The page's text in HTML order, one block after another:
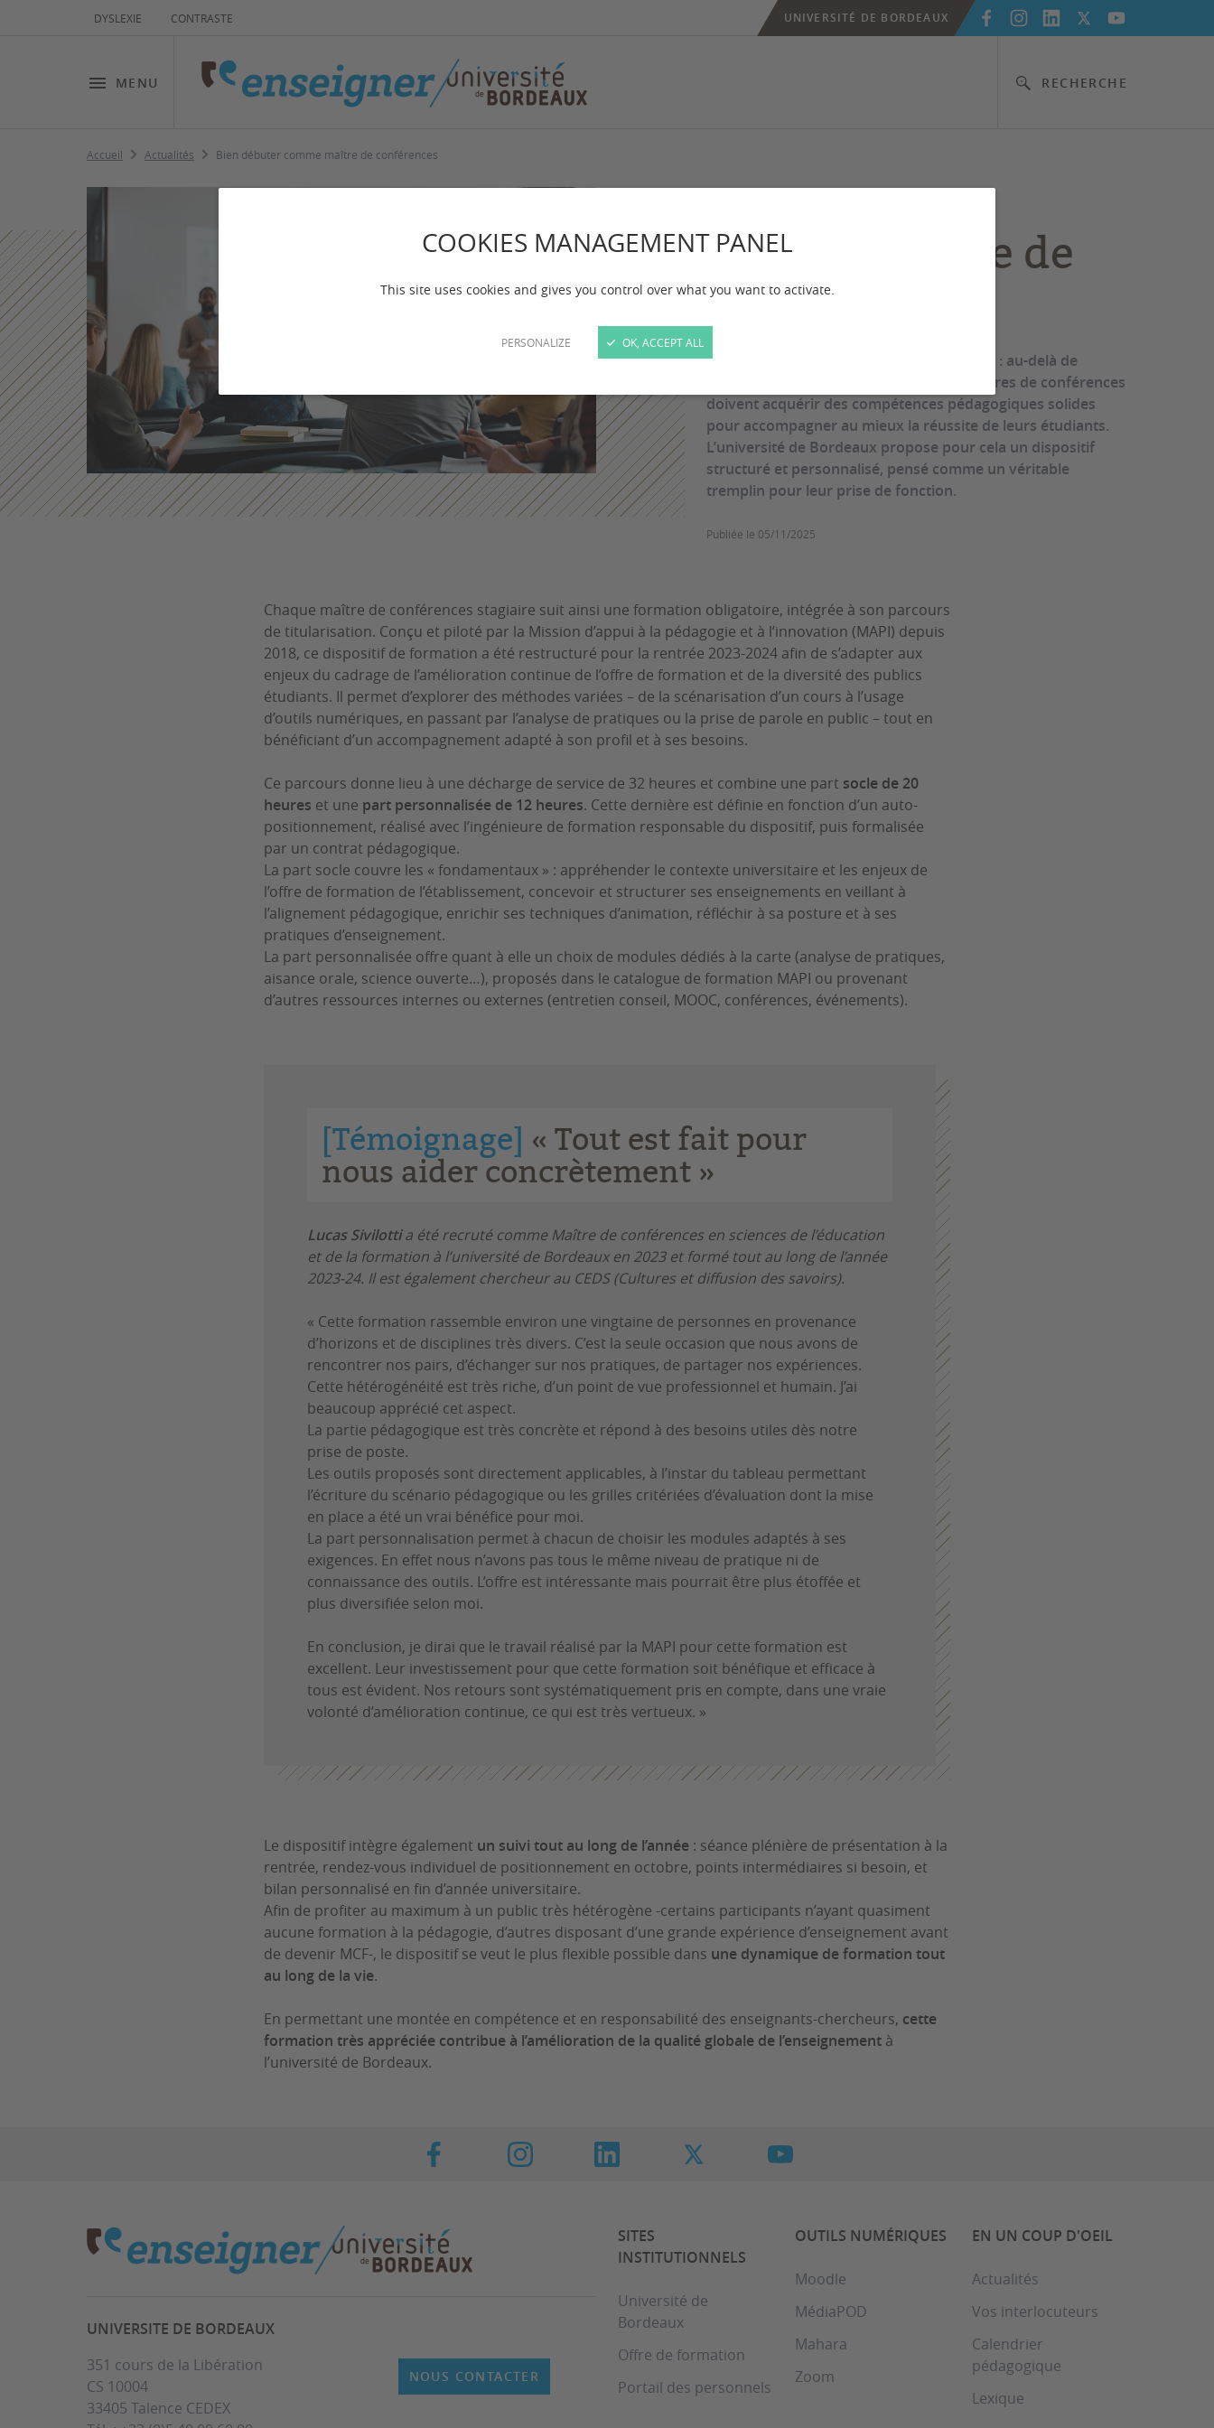
COOKIES MANAGEMENT PANEL
This site uses cookies and gives you control over what you want to activate.
PERSONALIZE OK, ACCEPT ALL
DYSLEXIE CONTRASTE
MENU RECHERCHE
UNIVERSITÉ DE BORDEAUX
Accueil Actualités Bien débuter comme maître de conférences
Bien débuter
comme maître de
conférences
Enseigner à l’université ne s’improvise pas : au-delà de
l’expertise disciplinaire, les nouveaux maîtres de conférences
doivent acquérir des compétences pédagogiques solides
pour accompagner au mieux la réussite de leurs étudiants.
L’université de Bordeaux propose pour cela un dispositif
structuré et personnalisé, pensé comme un véritable
tremplin pour leur prise de fonction.
Publiée le 05/11/2025
Chaque maître de conférences stagiaire suit ainsi une formation obligatoire, intégrée à son parcours
de titularisation. Conçu et piloté par la Mission d’appui à la pédagogie et à l’innovation (MAPI) depuis
2018, ce dispositif de formation a été restructuré pour la rentrée 2023-2024 afin de s’adapter aux
enjeux du cadrage de l’amélioration continue de l’offre de formation et de la diversité des publics
étudiants. Il permet d’explorer des méthodes variées – de la scénarisation d’un cours à l’usage
d’outils numériques, en passant par l’analyse de pratiques ou la prise de parole en public – tout en
bénéficiant d’un accompagnement adapté à son profil et à ses besoins.
Ce parcours donne lieu à une décharge de service de 32 heures et combine une part socle de 20
heures et une part personnalisée de 12 heures. Cette dernière est définie en fonction d’un auto-
positionnement, réalisé avec l’ingénieure de formation responsable du dispositif, puis formalisée
par un contrat pédagogique.
La part socle couvre les « fondamentaux » : appréhender le contexte universitaire et les enjeux de
l’offre de formation de l’établissement, concevoir et structurer ses enseignements en veillant à
l’alignement pédagogique, enrichir ses techniques d’animation, réfléchir à sa posture et à ses
pratiques d’enseignement.
La part personnalisée offre quant à elle un choix de modules dédiés à la carte (analyse de pratiques,
aisance orale, science ouverte…), proposés dans le catalogue de formation MAPI ou provenant
d’autres ressources internes ou externes (entretien conseil, MOOC, conférences, événements).
[Témoignage] « Tout est fait pour
nous aider concrètement »
Lucas Sivilottia été recruté comme Maître de conférences en sciences de l’éducation
et de la formation à l’université de Bordeaux en 2023 et formé tout au long de l’année
2023-24. Il est également chercheur au CEDS (Cultures et diffusion des savoirs).
« Cette formation rassemble environ une vingtaine de personnes en provenance
d’horizons et de disciplines très divers. C’est la seule occasion que nous avons de
rencontrer nos pairs, d’échanger sur nos pratiques, de partager nos expériences.
Cette hétérogénéité est très riche, d’un point de vue professionnel et humain. J’ai
beaucoup apprécié cet aspect.
La partie pédagogique est très concrète et répond à des besoins utiles dès notre
prise de poste.
Les outils proposés sont directement applicables, à l’instar du tableau permettant
l’écriture du scénario pédagogique ou les grilles critériées d’évaluation dont la mise
en place a été un vrai bénéfice pour moi.
La part personnalisation permet à chacun de choisir les modules adaptés à ses
exigences. En effet nous n’avons pas tous le même niveau de pratique ni de
connaissance des outils. L’offre est intéressante mais pourrait être plus étoffée et
plus diversifiée selon moi.
En conclusion, je dirai que le travail réalisé par la MAPI pour cette formation est
excellent. Leur investissement pour que cette formation soit bénéfique et efficace à
tous est évident. Nos retours sont systématiquement pris en compte, dans une vraie
volonté d’amélioration continue, ce qui est très vertueux. »
Le dispositif intègre également un suivi tout au long de l’année : séance plénière de présentation à la
rentrée, rendez-vous individuel de positionnement en octobre, points intermédiaires si besoin, et
bilan personnalisé en fin d’année universitaire.
Afin de profiter au maximum à un public très hétérogène -certains participants n’ayant quasiment
aucune formation à la pédagogie, d’autres disposant d’une grande expérience d’enseignement avant
de devenir MCF-, le dispositif se veut le plus flexible possible dans une dynamique de formation tout
au long de la vie.
En permettant une montée en compétence et en responsabilité des enseignants-chercheurs, cette
formation très appréciée contribue à l’amélioration de la qualité globale de l’enseignement à
l’université de Bordeaux.
UNIVERSITE DE BORDEAUX
351 cours de la Libération
CS 10004
33405 Talence CEDEX
NOUS CONTACTER
SITES
INSTITUTIONNELS
Université de
Bordeaux
Offre de formation
Portail des personnels
OUTILS NUMÉRIQUES
Moodle
MédiaPOD
Mahara
Zoom
EN UN COUP D'OEIL
Actualités
Vos interlocuteurs
Calendrier
pédagogique
Lexique